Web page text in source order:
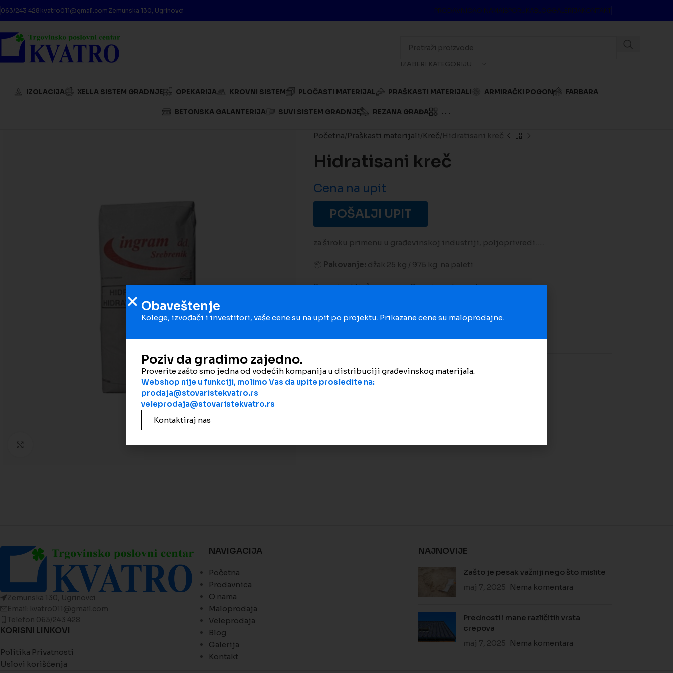
063/243 428 kvatro011@gmail.com Zemunska 130, Ugrinovci PRODAVNICAO NAMAISPORUKABLOGGALERIJAKONTAKT
IZABERI KATEGORIJU
IZOLACIJA XELLA SISTEM GRADNJE OPEKARIJA KROVNI SISTEM PLOČASTI MATERIJAL PRAŠKASTI MATERIJALI ARMIRAČKI POGON FARBARA
BETONSKA GALANTERIJA SUVI SISTEM GRADNJE REZANA GRAĐA . . .
Početna Praškasti materijali Kreč Hidratisani kreč
Hidratisani kreč
Cena na upit
POŠALJI UPIT
za široku primenu u građevinskoj industriji, poljoprivredi…..
📦 Pakovanje: džak 25 kg / 975 kg na paleti
Porez je uključen u cenu. Cena je po komadu.
Dodaj na poređenje Dodaj na listu želja
Šifra proizvoda:3507
Kategorija:Kreč
Zemunska 130, Ugrinovci
Email: kvatro011@gmail.com
Telefon 063/243 428
KORISNI LINKOVI
Politika Privatnosti
Uslovi korišćenja
NAVIGACIJA
Početna
Prodavnica
O nama
Maloprodaja
Veleprodaja
Blog
Galerija
Kontakt
NAJNOVIJE
Zašto je pesak važniji nego što mislite
maj 7, 2025 Nema komentara
Prednosti i mane različitih vrsta
crepova
maj 7, 2025 Nema komentara
Obaveštenje
Kolege, izvođači i investitori, vaše cene su na upit po projektu. Prikazane cene su maloprodajne.
Poziv da gradimo zajedno.
Proverite zašto smo jedna od vodećih kompanija u distribuciji građevinskog materijala.
Webshop nije u funkciji, molimo Vas da upite prosledite na:
prodaja@stovaristekvatro.rs
veleprodaja@stovaristekvatro.rs
Kontaktiraj nas